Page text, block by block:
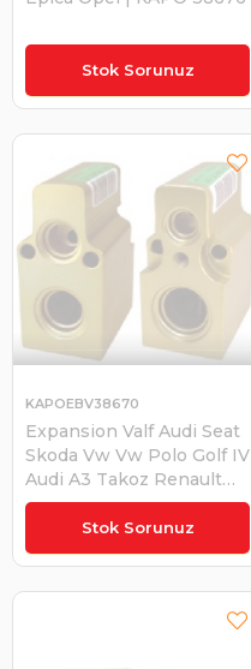
Stok Sorunuz
Stok Sorunuz
Expansion Valf Audi Seat
Skoda Vw Vw Polo Golf IV
Audi A3 Takoz Renault
R19 Renault Safrane -
Rover 200, 400, 25, 45 -
Saab 9- | KAPO
KAPOEBV38670